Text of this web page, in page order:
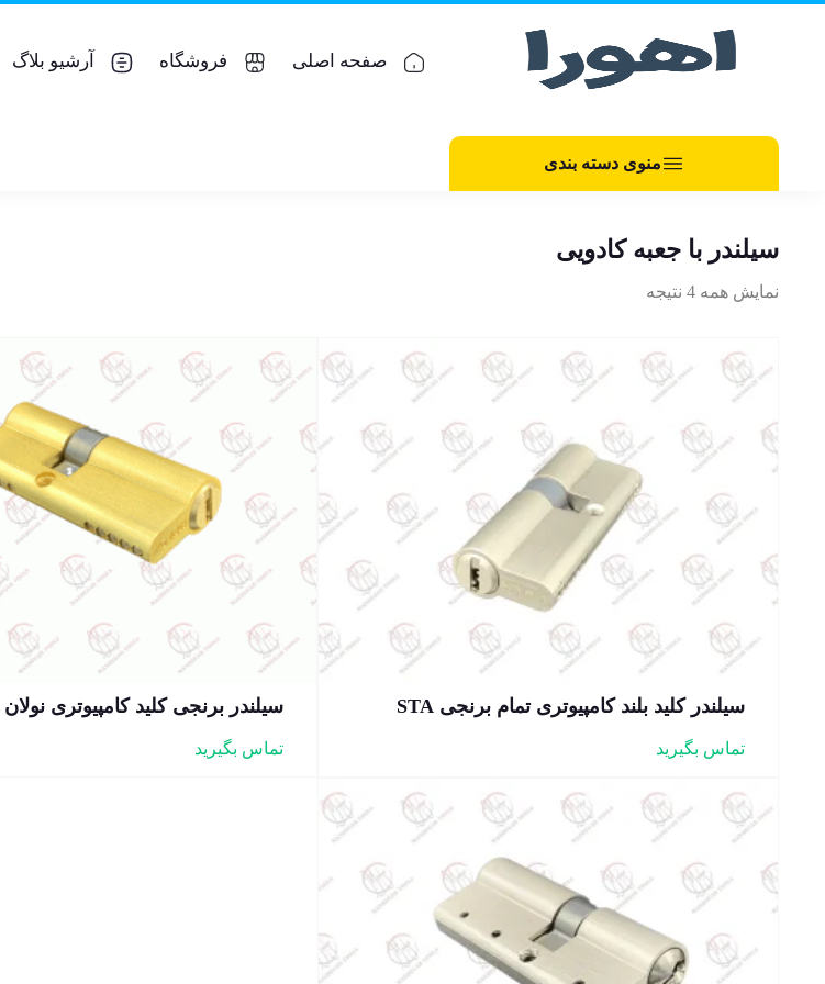
صفحه اصلی فروشگاه آرشیو بلاگ
منوی دسته بندی
سیلندر با جعبه کادویی
نمایش همه 4 نتیجه
سیلندر کلید بلند کامپیوتری تمام برنجی STA
تماس بگیرید
سیلندر برنجی کلید کامپیوتری نولان
تماس بگیرید